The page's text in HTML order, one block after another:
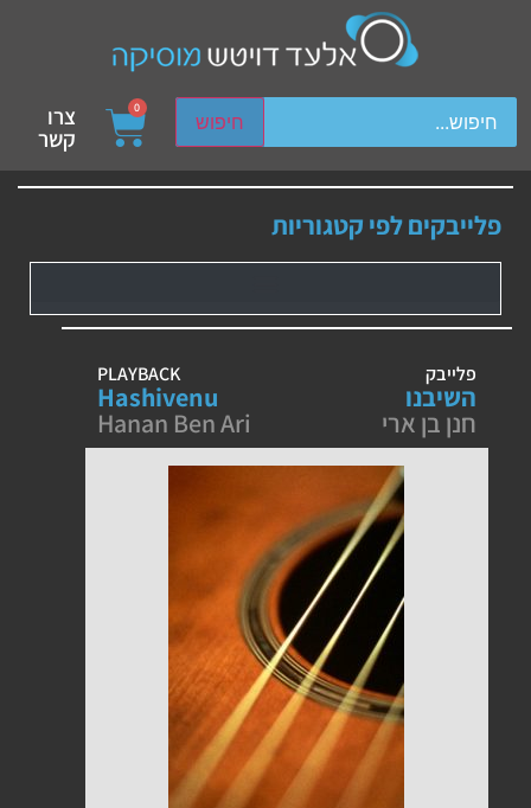
חיפוש
device users, explore by touch or with swipe gestures.
0 צרו
קשר
פלייבקים לפי קטגוריות
פלייבק
השיבנו
חנן בן ארי
PLAYBACK
Hashivenu
Hanan Ben Ari